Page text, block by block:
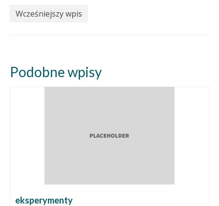
Wcześniejszy wpis
Podobne wpisy
eksperymenty